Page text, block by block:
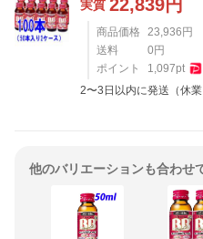
実質 22,839円
商品価格 23,936 円
送料
0 円
ポイント
1,097pt
2〜3日以内に発送（休業
他のバリエーションも合わせ